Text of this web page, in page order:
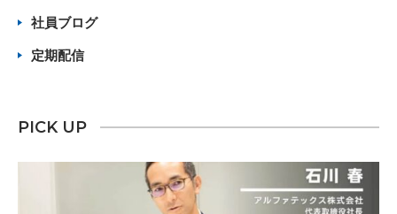
社員ブログ
定期配信
PICK UP